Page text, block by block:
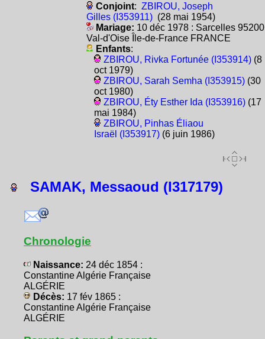
Conjoint: ZBIROU, Joseph
Gilles (I353911)(28 mai 1954)
Mariage: 10 déc 1978 : Sarcelles 95200
Val-d'Oise Île-de-France FRANCE
Enfants:
ZBIROU, Rivka Fortunée (I353914)(8
oct 1979)
ZBIROU, Sarah Semha (I353915)(30
oct 1980)
ZBIROU, Éty Esther Ida (I353916)(17
mai 1984)
ZBIROU, Pinhas Éliaou
Israël (I353917)(6 juin 1986)
SAMAK, Messaoud (I317179)
Chronologie
Naissance: 24 déc 1854 :
Constantine Algérie Française
ALGÉRIE
Décès: 17 fév 1865 :
Constantine Algérie Française
ALGÉRIE